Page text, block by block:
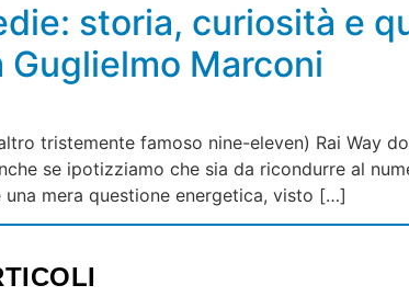
storia, curiosità e
Marconi
tristemente famoso nine-eleven) Rai Way
se ipotizziamo che sia da ricondurre al
mera questione energetica, visto […]